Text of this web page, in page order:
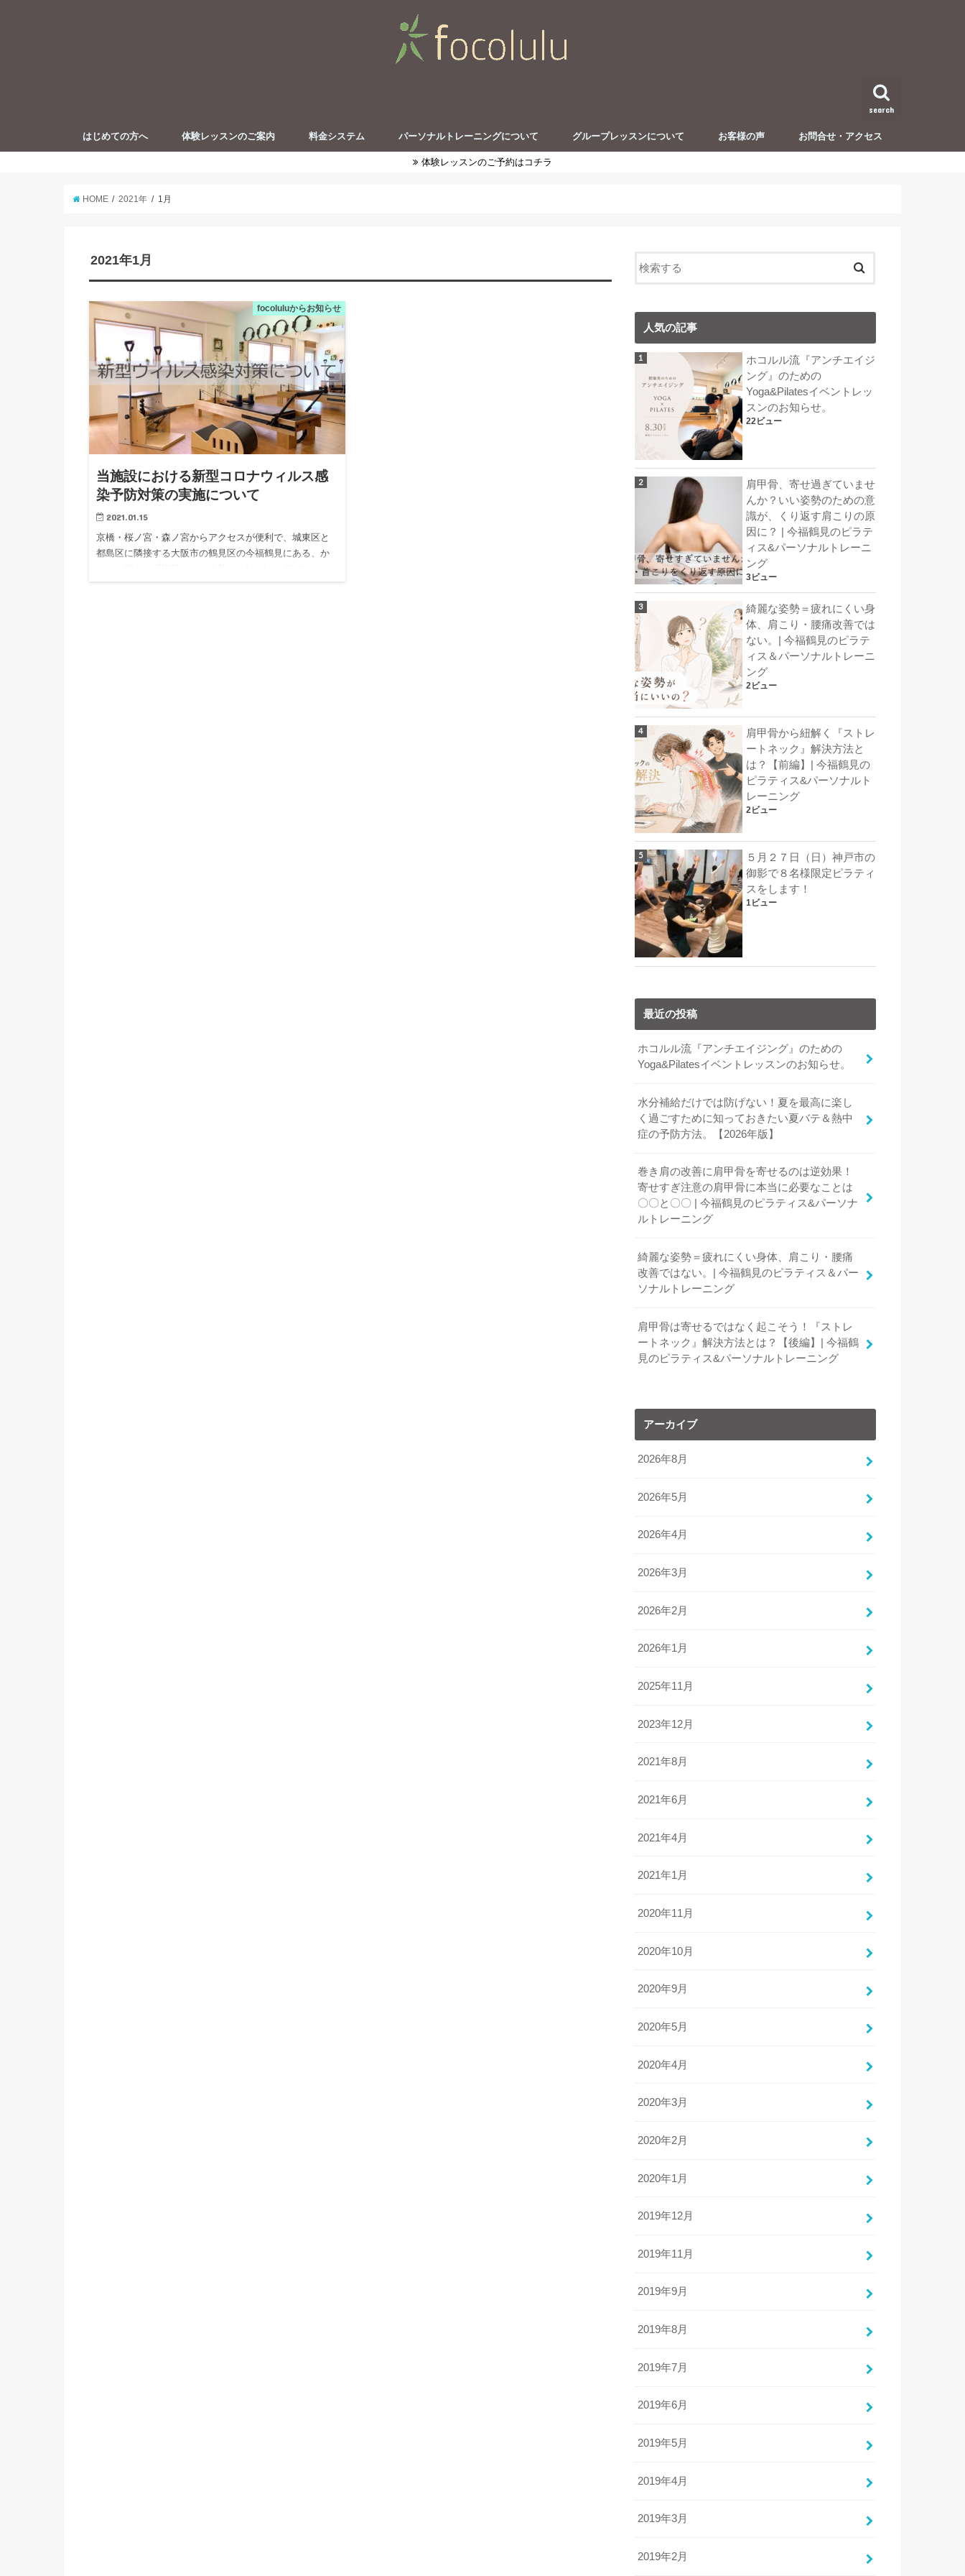
search
はじめての方へ 体験レッスンのご案内 料金システム パーソナルトレーニングについて グループレッスンについて お客様の声 お問合せ・アクセス
体験レッスンのご予約はコチラ
HOME 2021年 1月
2021年1月
focoluluからお知らせ
当施設における新型コロナウィルス感
染予防対策の実施について
2021.01.15
京橋・桜ノ宮・森ノ宮からアクセスが便利で、城東区と
都島区に隣接する大阪市の鶴見区の今福鶴見にある、か
人気の記事
ホコルル流『アンチエイジ
ング』のための
Yoga&Pilatesイベントレッ
スンのお知らせ。
22ビュー
肩甲骨、寄せ過ぎていませ
んか？いい姿勢のための意
識が、くり返す肩こりの原
因に？ | 今福鶴見のピラテ
ィス&パーソナルトレーニ
ング
3ビュー
綺麗な姿勢＝疲れにくい身
体、肩こり・腰痛改善では
ない。| 今福鶴見のピラテ
ィス＆パーソナルトレーニ
ング
2ビュー
肩甲骨から紐解く『ストレ
ートネック』解決方法と
は？【前編】| 今福鶴見の
ピラティス&パーソナルト
レーニング
2ビュー
５月２７日（日）神戸市の
御影で８名様限定ピラティ
スをします！
1ビュー
最近の投稿
ホコルル流『アンチエイジング』のための
Yoga&Pilatesイベントレッスンのお知らせ。
水分補給だけでは防げない！夏を最高に楽し
く過ごすために知っておきたい夏バテ＆熱中
症の予防方法。【2026年版】
巻き肩の改善に肩甲骨を寄せるのは逆効果！
寄せすぎ注意の肩甲骨に本当に必要なことは
〇〇と〇〇 | 今福鶴見のピラティス&パーソナ
ルトレーニング
綺麗な姿勢＝疲れにくい身体、肩こり・腰痛
改善ではない。| 今福鶴見のピラティス＆パー
ソナルトレーニング
肩甲骨は寄せるではなく起こそう！『ストレ
ートネック』解決方法とは？【後編】| 今福鶴
見のピラティス&パーソナルトレーニング
アーカイブ
2026年8月
2026年5月
2026年4月
2026年3月
2026年2月
2026年1月
2025年11月
2023年12月
2021年8月
2021年6月
2021年4月
2021年1月
2020年11月
2020年10月
2020年9月
2020年5月
2020年4月
2020年3月
2020年2月
2020年1月
2019年12月
2019年11月
2019年9月
2019年8月
2019年7月
2019年6月
2019年5月
2019年4月
2019年3月
2019年2月